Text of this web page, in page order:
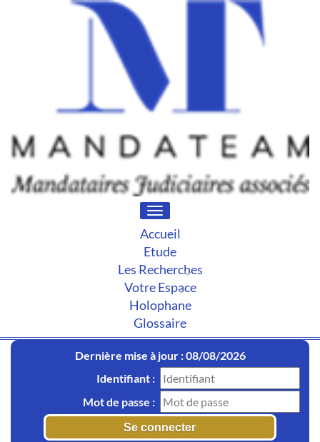
Toggle
navigation
Accueil
Etude
Les Recherches
Votre Espace
Holophane
Glossaire
Dernière mise à jour : 08/08/2026
Identifiant :
Mot de passe :